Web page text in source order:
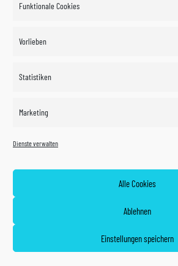
Funktionale Cookies
Vorlieben
Statistiken
Marketing
Dienste verwalten
Alle Cookies
Ablehnen
Einstellungen speichern
©